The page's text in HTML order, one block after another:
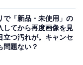
うに、掲載され
ました。
で「新品・未使用」の
してから再度画像を見
立つ汚れが。キャンセ
問題ない？